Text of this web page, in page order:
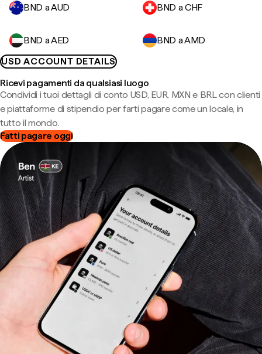
BND a AUD BND a CHF
BND a AED
BND a AMD
USD ACCOUNT DETAILS
Ricevi pagamenti da qualsiasi luogo
Condividi i tuoi dettagli di conto USD, EUR, MXN e BRL con clienti
e piattaforme di stipendio per farti pagare come un locale, in
tutto il mondo.
Fatti pagare oggi